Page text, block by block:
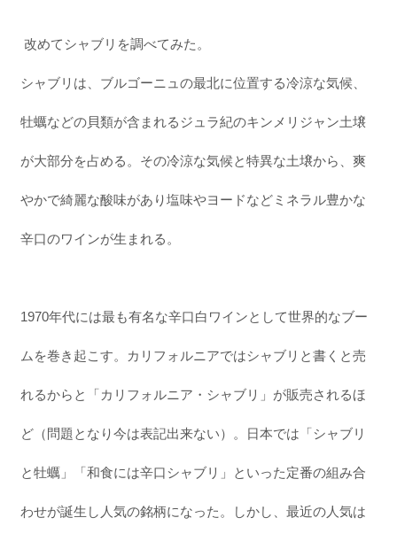
改めてシャブリを調べてみた。
シャブリは、ブルゴーニュの最北に位置する冷涼な気候、
牡蠣などの貝類が含まれるジュラ紀のキンメリジャン土壌
が大部分を占める。その冷涼な気候と特異な土壌から、爽
やかで綺麗な酸味があり塩味やヨードなどミネラル豊かな
辛口のワインが生まれる。
1970年代には最も有名な辛口白ワインとして世界的なブー
ムを巻き起こす。カリフォルニアではシャブリと書くと売
れるからと「カリフォルニア・シャブリ」が販売されるほ
ど（問題となり今は表記出来ない）。日本では「シャブリ
と牡蠣」「和食には辛口シャブリ」といった定番の組み合
わせが誕生し人気の銘柄になった。しかし、最近の人気は